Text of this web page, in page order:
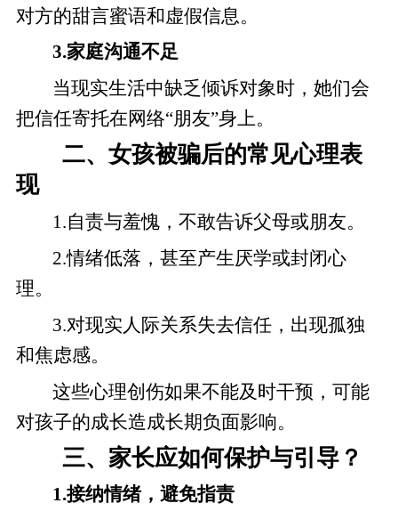
对方的甜言蜜语和虚假信息。
3.家庭沟通不足
当现实生活中缺乏倾诉对象时，她们会
把信任寄托在网络“朋友”身上。
二、女孩被骗后的常见心理表
现
1.自责与羞愧，不敢告诉父母或朋友。
2.情绪低落，甚至产生厌学或封闭心
理。
3.对现实人际关系失去信任，出现孤独
和焦虑感。
这些心理创伤如果不能及时干预，可能
对孩子的成长造成长期负面影响。
三、家长应如何保护与引导？
1.接纳情绪，避免指责